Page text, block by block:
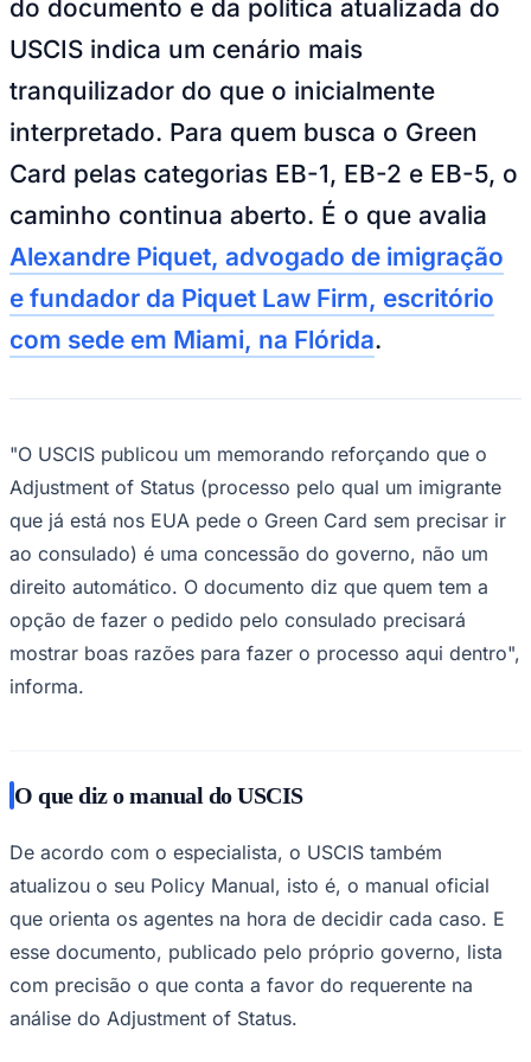
NBA
Fórmula 1
Tênis (ATP)
NHL
Vôlei
NBB
Brasileirão Série A
Brasileirão Série B
Copa do Brasil
Premier League
Bundesliga
Mundial 2026
Times - Ir direto
do documento e da política atualizada do
USCIS indica um cenário mais
tranquilizador do que o inicialmente
interpretado. Para quem busca o Green
Card pelas categorias EB-1, EB-2 e EB-5, o
caminho continua aberto. É o que avalia
Alexandre Piquet, advogado de imigração
e fundador da Piquet Law Firm, escritório
com sede em Miami, na Flórida.
"O USCIS publicou um memorando reforçando que o
Adjustment of Status (processo pelo qual um imigrante
que já está nos EUA pede o Green Card sem precisar ir
ao consulado) é uma concessão do governo, não um
direito automático. O documento diz que quem tem a
opção de fazer o pedido pelo consulado precisará
mostrar boas razões para fazer o processo aqui dentro",
informa.
O que diz o manual do USCIS
De acordo com o especialista, o USCIS também
atualizou o seu Policy Manual, isto é, o manual oficial
que orienta os agentes na hora de decidir cada caso. E
esse documento, publicado pelo próprio governo, lista
com precisão o que conta a favor do requerente na
análise do Adjustment of Status.